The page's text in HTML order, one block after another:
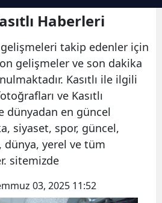
Haberleri
takip edenler için
gelişmeler ve son dakika
Kasıtlı ile ilgili
ve Kasıtlı
dünyadan en güncel
siyaset, spor, güncel,
yerel ve tüm
sitemizde
03, 2025 11:52